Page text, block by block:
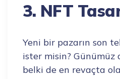
3. NFT
Yeni bir pazarın son
ister misin? Günümüz
belki de en revaçta